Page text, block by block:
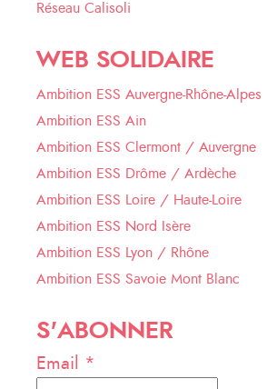
Réseau Calisoli
WEB SOLIDAIRE
Ambition ESS Auvergne-Rhône-Alpes
Ambition ESS Ain
Ambition ESS Clermont / Auvergne
Ambition ESS Drôme / Ardèche
Ambition ESS Loire / Haute-Loire
Ambition ESS Nord Isère
Ambition ESS Lyon / Rhône
Ambition ESS Savoie Mont Blanc
S'ABONNER
Email *